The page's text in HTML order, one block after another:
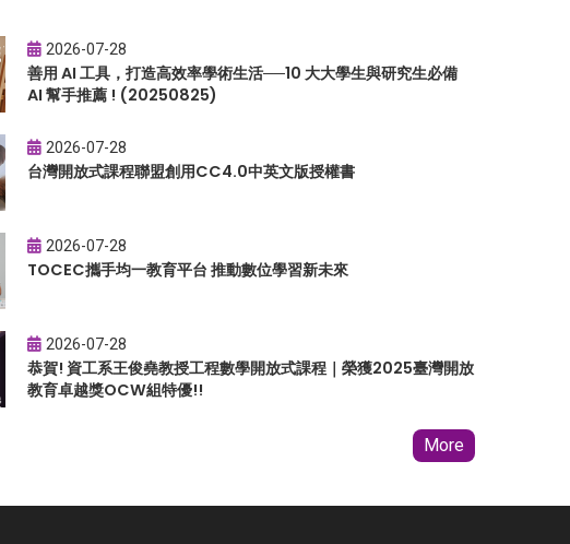
2026-07-28
善用 AI 工具，打造高效率學術生活──10 大大學生與研究生必備
AI 幫手推薦 ! (20250825)
2026-07-28
台灣開放式課程聯盟創用CC4.0中英文版授權書
2026-07-28
TOCEC攜手均一教育平台 推動數位學習新未來
2026-07-28
恭賀! 資工系王俊堯教授工程數學開放式課程｜榮獲2025臺灣開放
教育卓越獎OCW組特優!!
More